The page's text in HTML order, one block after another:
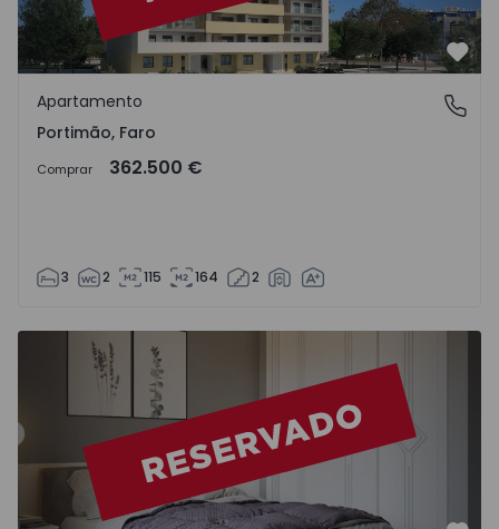
Portimão, Faro
Apartamento
Portimão, Faro
Comprar 362.500 €
3 2 115 164 2